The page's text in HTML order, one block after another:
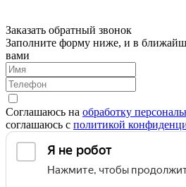
Заказать обратный звонок
Заполните форму ниже, и в
вами
Соглашаюсь на обработку
соглашаюсь c политикой